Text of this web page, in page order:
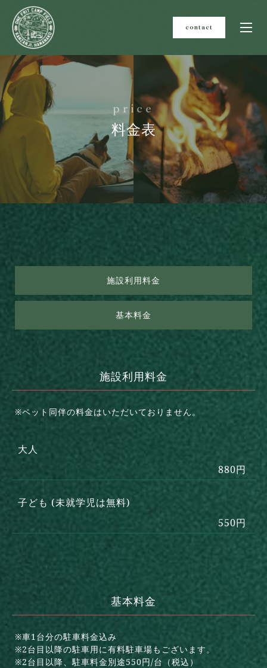
contact
料金表
p ri ce
施設利用料金
基本料金
施設利用料金
※ペット同伴の料金はいただいておりません。
大人
880円
子ども (未就学児は無料)
550円
基本料金
※車1台分の駐車料金込み
※2台目以降の駐車用に有料駐車場もございます。
※2台目以降、駐車料金別途550円/台（税込）